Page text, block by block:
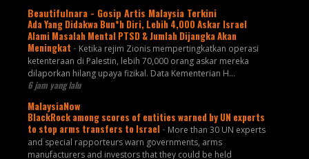
Beautifulnara - Gosip Artis Malaysia Terkini
Ada Yang Didakwa Bun*h Diri, Lebih 4,000 Askar Israel
Alami Masalah Mental PTSD & Jumlah Dijangka Akan
Meningkat - Ketika rejim Zionis mempertingkatkan operasi
ketenteraan di Palestin, lebih 70,000 orang askar mereka
dilaporkan hilang upaya fizikal. Data Kementerian H...
6 jam yang lalu
MalaysiaNow
BlackRock among scores of entities warned by UN experts
to stop arms transfers to Israel - More than 30 UN experts
and special rapporteurs warn governments, arms
manufacturers and investors that they could be held